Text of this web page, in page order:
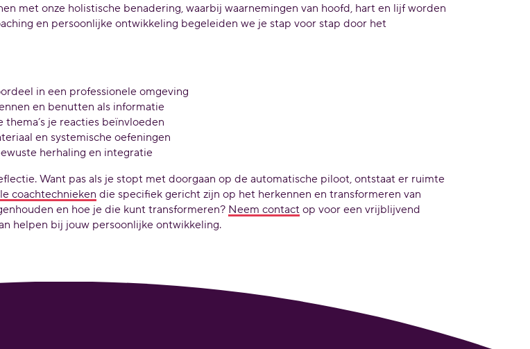
met onze holistische benadering, waarbij waarnemingen van hoofd, hart en lijf worden
en persoonlijke ontwikkeling begeleiden we je stap voor stap door het
in een professionele omgeving
en benutten als informatie
je reacties beïnvloeden
en systemische oefeningen
herhaling en integratie
Want pas als je stopt met doorgaan op de automatische piloot, ontstaat er ruimte
coachtechnieken die specifiek gericht zijn op het herkennen en transformeren van
en hoe je die kunt transformeren? Neem contact op voor een vrijblijvend
helpen bij jouw persoonlijke ontwikkeling.